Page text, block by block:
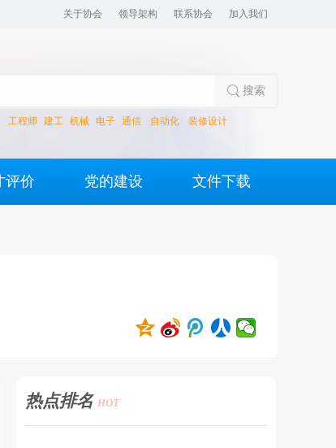
加入我们
联系协会
领导架构
关于协会
 搜索
工程师 建工 机械 电子 通信 自动化 装修设计
评价 党的建设 文件下载
热点排名HOT